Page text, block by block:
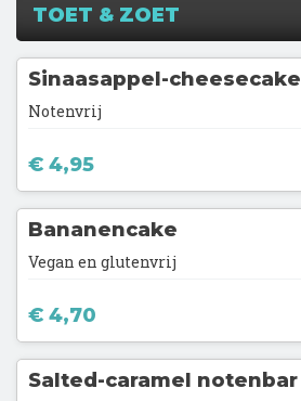
TOET & ZOET
Sinaasappel-cheesecake
Notenvrij
€ 4,95
Bananencake
Vegan en glutenvrij
€ 4,70
Salted-caramel notenbar